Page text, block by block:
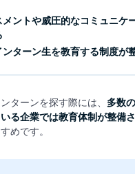
メントや威圧的なコミュニケ
ンターン生を教育する制度が
ターンを探す際には、 多数
る企業では教育体制が整備
めです。